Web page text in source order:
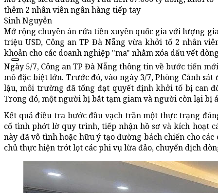
thêm 2 nhân viên ngân hàng tiếp tay
Sinh Nguyễn
Mở rộng chuyên án rửa tiền xuyên quốc gia với lượng
triệu USD, Công an TP Đà Nẵng vừa khởi tố 2 nhân
khoản cho các doanh nghiệp "ma" nhằm xóa dấu vết
Ngày 5/7, Công an TP Đà Nẵng thông tin về bước tiến
mô đặc biệt lớn. Trước đó, vào ngày 3/7, Phòng Cảnh
lậu, môi trường đã tống đạt quyết định khởi tố bị can
Trong đó, một người bị bắt tạm giam và người còn lại bị
Kết quả điều tra bước đầu vạch trần một thực trạng
cố tình phớt lờ quy trình, tiếp nhận hồ sơ và kích hoạt
này đã vô tình hoặc hữu ý tạo đường bách chiến cho
chủ thực hiện trót lọt các phi vụ lừa đảo, chuyển dịch